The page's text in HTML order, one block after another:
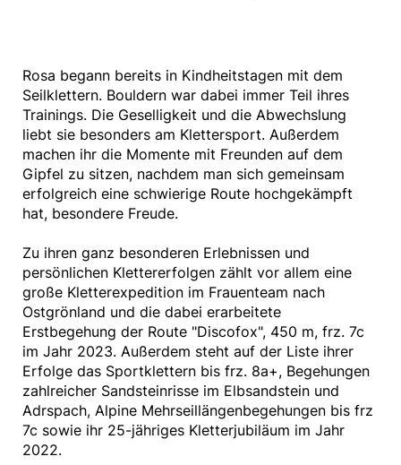
Rosa begann bereits in Kindheitstagen mit dem
Seilklettern. Bouldern war dabei immer Teil ihres
Trainings. Die Geselligkeit und die Abwechslung
liebt sie besonders am Klettersport. Außerdem
machen ihr die Momente mit Freunden auf dem
Gipfel zu sitzen, nachdem man sich gemeinsam
erfolgreich eine schwierige Route hochgekämpft
hat, besondere Freude.
Zu ihren ganz besonderen Erlebnissen und
persönlichen Klettererfolgen zählt vor allem eine
große Kletterexpedition im Frauenteam nach
Ostgrönland und die dabei erarbeitete
Erstbegehung der Route "Discofox", 450 m, frz. 7c
im Jahr 2023. Außerdem steht auf der Liste ihrer
Erfolge das Sportklettern bis frz. 8a+, Begehungen
zahlreicher Sandsteinrisse im Elbsandstein und
Adrspach, Alpine Mehrseillängenbegehungen bis frz
7c sowie ihr 25-jähriges Kletterjubiläum im Jahr
2022.